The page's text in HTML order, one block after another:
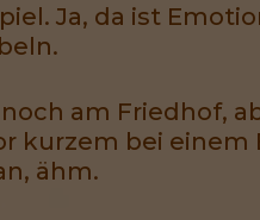
Ja, da ist
am Friedhof,
kurzem bei
ähm.